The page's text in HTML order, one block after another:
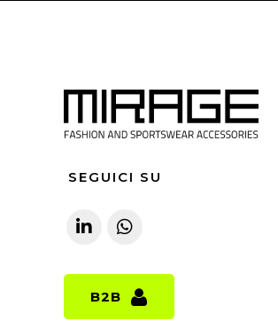
SEGUICI SU
B2B
B2B